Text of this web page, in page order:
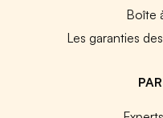
Boîte
Les garanties